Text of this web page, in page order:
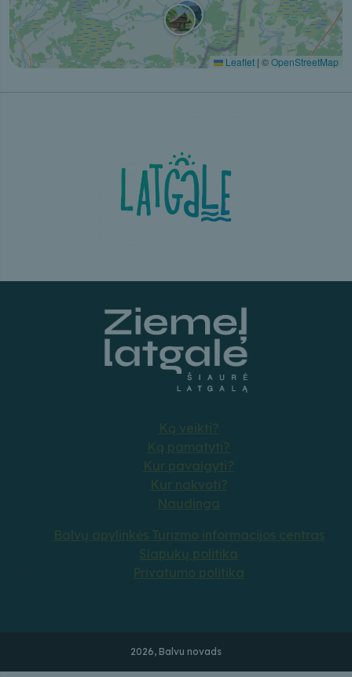
Leaflet | ©OpenStreetMap
Ką veikti?
Ką pamatyti?
Kur pavalgyti?
Kur nakvoti?
Naudinga
Balvų apylinkės Turizmo informacijos centras
Slapukų politika
Privatumo politika
2026, Balvu novads